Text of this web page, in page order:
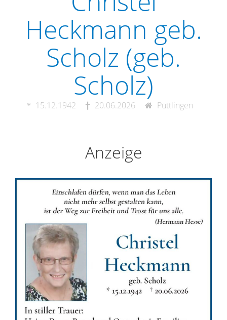
Heckmann geb.
Scholz (geb.
Scholz)
15.12.1942 20.06.2026 Püttlingen
Anzeige